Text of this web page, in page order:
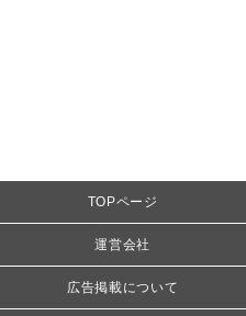
TOPページ
運営会社
広告掲載について